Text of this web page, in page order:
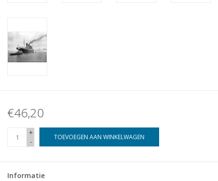
€46,20
+
-
TOEVOEGEN AAN WINKELWAGEN
Informatie